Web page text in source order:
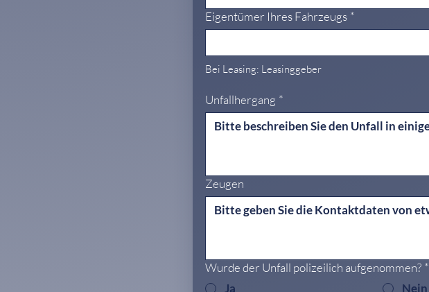
Eigentümer Ihres Fahrzeugs *
Bei Leasing: Leasinggeber
Unfallhergang *
Zeugen
Wurde der Unfall polizeilich aufgenommen? *
Ja
Nein